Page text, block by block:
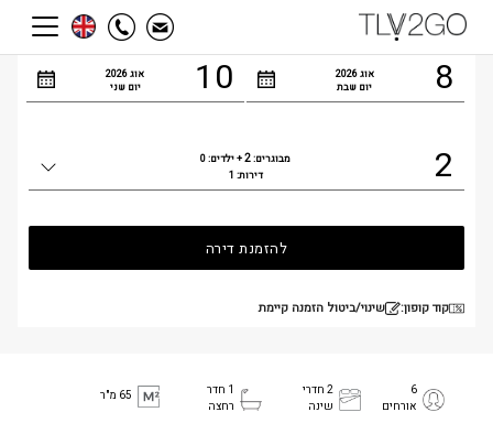
הגעה
8 אוג2026
יום שבת
10 אוג2026
יום שני
כמות
2 מבוגרים:2+ ילדים:0
דירות: 1
קוד קופון: שינוי/ביטול הזמנה קיימת
להזמנת דירה
6
אורחים
2 חדרי
שינה
1 חדר
רחצה
65 מ"ר